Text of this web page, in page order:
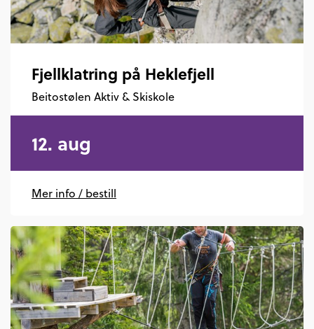
Fjellklatring på Heklefjell
Beitostølen Aktiv & Skiskole
12. aug
Mer info / bestill